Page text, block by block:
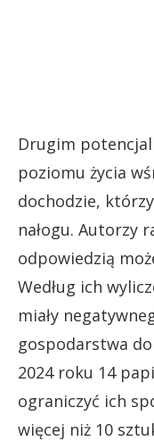
Drugim
poziomu życia
dochodzie,
nałogu. Autorzy
odpowiedzią
Według ich
miały
gospodarstwa
2024 roku 14
ograniczyć ich
więcej niż 10